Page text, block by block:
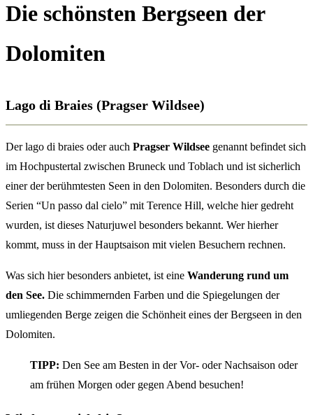
Die schönsten Bergseen der
Dolomiten
Lago di Braies (Pragser Wildsee)
Der lago di braies oder auch Pragser Wildsee genannt befindet sich
im Hochpustertal zwischen Bruneck und Toblach und ist sicherlich
einer der berühmtesten Seen in den Dolomiten. Besonders durch die
Serien “Un passo dal cielo” mit Terence Hill, welche hier gedreht
wurden, ist dieses Naturjuwel besonders bekannt. Wer hierher
kommt, muss in der Hauptsaison mit vielen Besuchern rechnen.
Was sich hier besonders anbietet, ist eine Wanderung rund um
den See. Die schimmernden Farben und die Spiegelungen der
umliegenden Berge zeigen die Schönheit eines der Bergseen in den
Dolomiten.
TIPP: Den See am Besten in der Vor- oder Nachsaison oder
am frühen Morgen oder gegen Abend besuchen!